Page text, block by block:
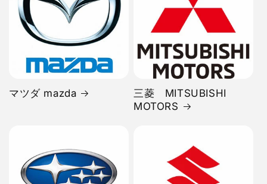
マツダ mazda
三菱 MITSUBISHI
MOTORS